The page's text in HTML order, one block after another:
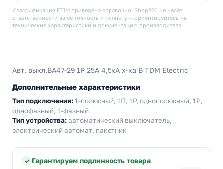
Классификация ETIM приведена справочно. Shop220 не несёт
ответственности за её точность и полноту — ориентируйтесь на
технические характеристики и документацию производителя.
Авт. выкл.ВА47-29 1Р 25А 4,5кА х-ка В TDM Electric
Дополнительные характеристики
Тип подключения:1-полюсный, 1П, 1P, однополюсный, 1Р,
однофазный, 1-фазный
Тип устройства:автоматический выключатель,
электрический автомат, пакетник
Гарантируем подлинность товара